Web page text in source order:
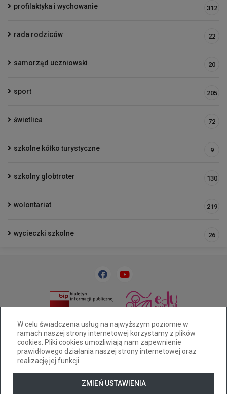
W celu świadczenia usług na najwyższym poziomie w
ramach naszej strony internetowej korzystamy z plików
cookies. Pliki cookies umożliwiają nam zapewnienie
prawidłowego działania naszej strony internetowej oraz
realizację jej funkcji.
ZMIEŃ USTAWIENIA
profilaktyka i wychowanie 312
rada rodziców 22
samorząd uczniowski 20
sport 205
świetlica 72
szkolne kółko turystyczne 9
szkolny globtroter 130
wolontariat 219
wycieczki szkolne 26
33 818 31 84
sp32@cuw.bielsko-biala.pl
Bielsko-Biała, ul. Cieszyńska 393
Deklaracja dostępności
Tryb wysokiego kontrastu